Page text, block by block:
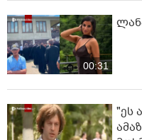
00:31
"ეს